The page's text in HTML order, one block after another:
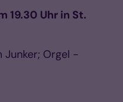
19.30 Uhr in St.
Junker; Orgel -